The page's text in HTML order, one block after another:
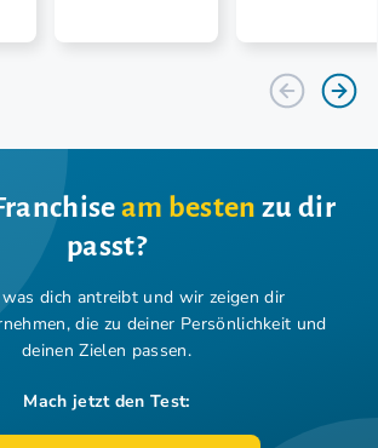
am besten zu dir
passt?
dich antreibt und wir zeigen dir
die zu deiner Persönlichkeit und
deinen Zielen passen.
Mach jetzt den Test: